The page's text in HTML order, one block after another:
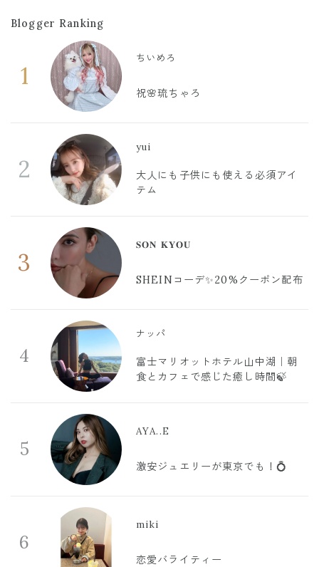
Blogger Ranking
1
ちいめろ
祝🌸琉ちゃろ
2
yui
大人にも子供にも使える必須アイ
テム
3
𝐒𝐎𝐍 𝐊𝐘𝐎𝐔
SHEINコーデ✨20%クーポン配布
4
ナッパ
富士マリオットホテル山中湖｜朝
食とカフェで感じた癒し時間🍃
5
AYA..E
激安ジュエリーが東京でも！💍
6
miki
恋愛バライティー